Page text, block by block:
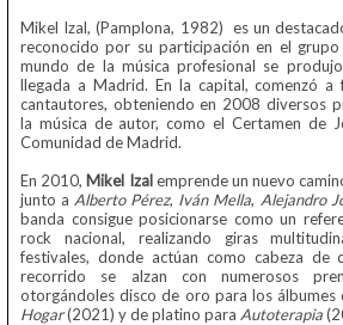
Mikel Izal, (Pamplona, 1982) es un
reconocido por su participación en el grupo
mundo de la música profesional se
llegada a Madrid. En la capital, comenzó
cantautores, obteniendo en 2008 diversos
la música de autor, como el Certamen de
Comunidad de Madrid.
En 2010, Mikel Izalemprende un nuevo
junto a Alberto Pérez, Iván Mella, Alejandro
banda consigue posicionarse como un
rock nacional, realizando giras
festivales, donde actúan como cabeza
recorrido se alzan con numerosos
otorgándoles disco de oro para los álbumes
Hogar(2021) y de platino para Autoterapia